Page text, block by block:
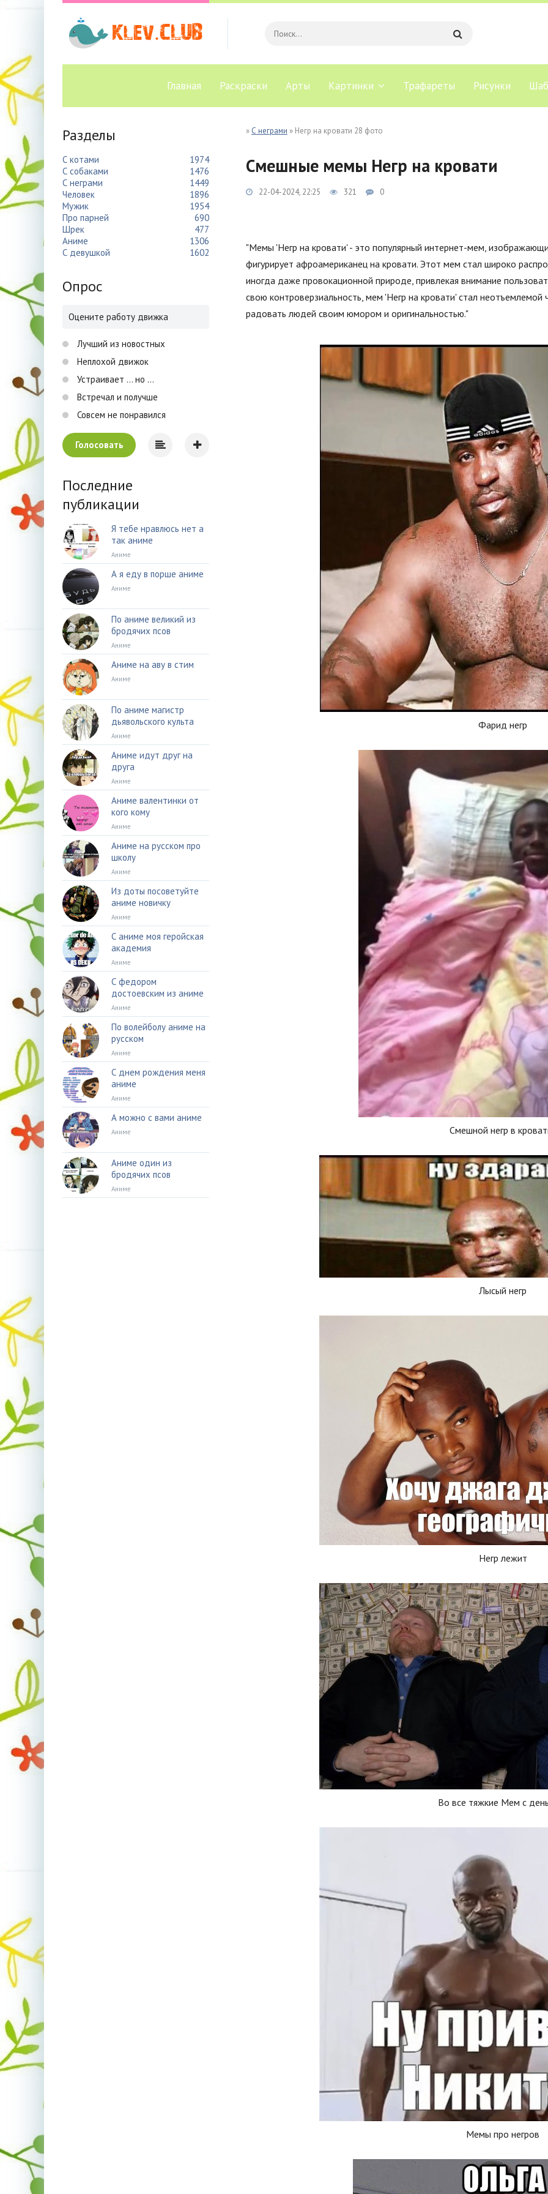
Главная Раскраски Арты Картинки Трафареты Рисунки
» С неграми » Негр на кровати 28 фото
Смешные мемы Негр на кровати
22-04-2024, 22:25 321 0
"Мемы 'Негр на кровати' - это популярный интернет-мем,
фигурирует афроамериканец на кровати. Этот мем стал широко
иногда даже провокационной природе, привлекая внимание
свою контроверзиальность, мем 'Негр на кровати' стал
радовать людей своим юмором и оригинальностью."
Фарид негр
Смешной негр в
Лысый негр
Негр лежит
Во все тяжкие Мем с
Мемы про негров
Разделы
С котами
1974
С собаками
1476
С неграми
1449
Человек
1896
Мужик
1954
Про парней
690
Шрек
477
Аниме
1306
С девушкой
1602
Опрос
Оцените работу движка
Лучший из новостных
Неплохой движок
Устраивает ... но ...
Встречал и получше
Совсем не понравился
Голосовать
Последние
публикации
Я тебе нравлюсь нет а
так аниме
Аниме
А я еду в порше аниме
Аниме
По аниме великий из
бродячих псов
Аниме
Аниме на аву в стим
Аниме
По аниме магистр
дьявольского культа
Аниме
Аниме идут друг на
друга
Аниме
Аниме валентинки от
кого кому
Аниме
Аниме на русском про
школу
Аниме
Из доты посоветуйте
аниме новичку
Аниме
С аниме моя геройская
академия
Аниме
С федором
достоевским из аниме
Аниме
По волейболу аниме на
русском
Аниме
С днем рождения меня
аниме
Аниме
А можно с вами аниме
Аниме
Аниме один из
бродячих псов
Аниме